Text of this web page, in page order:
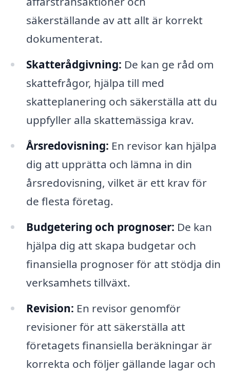
säkerställande av att allt är korrekt
dokumenterat.
Skatterådgivning: De kan ge råd om
skattefrågor, hjälpa till med
skatteplanering och säkerställa att du
uppfyller alla skattemässiga krav.
Årsredovisning: En revisor kan hjälpa
dig att upprätta och lämna in din
årsredovisning, vilket är ett krav för
de flesta företag.
Budgetering och prognoser: De kan
hjälpa dig att skapa budgetar och
finansiella prognoser för att stödja din
verksamhets tillväxt.
Revision: En revisor genomför
revisioner för att säkerställa att
företagets finansiella beräkningar är
korrekta och följer gällande lagar och